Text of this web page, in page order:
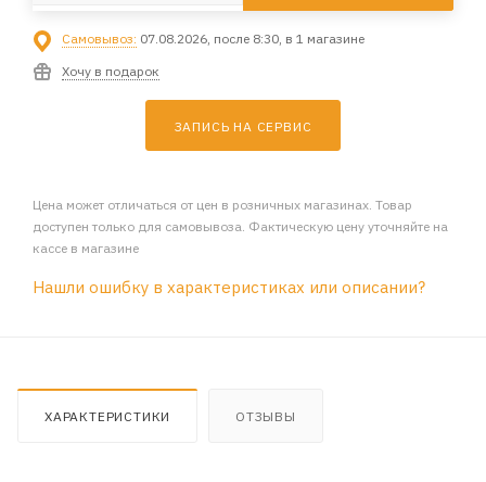
Самовывоз: 07.08.2026, после 8:30, в 1 магазине
Хочу в подарок
ЗАПИСЬ НА СЕРВИС
Цена может отличаться от цен в розничных магазинах. Товар
доступен только для самовывоза. Фактическую цену уточняйте на
кассе в магазине
Нашли ошибку в характеристиках или описании?
ХАРАКТЕРИСТИКИ ОТЗЫВЫ